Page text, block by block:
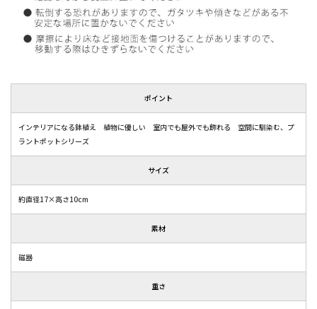
ポイント
インテリアになる鉢植え 植物に優しい 室内でも屋外でも飾れる 空間に馴染む、プ
ラントポットシリーズ
サイズ
約直径17×高さ10cm
素材
磁器
重さ